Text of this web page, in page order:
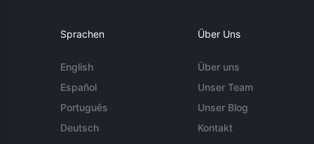
Sprachen
English
Español
Português
Deutsch
Über Uns
Über uns
Unser Team
Unser Blog
Kontakt